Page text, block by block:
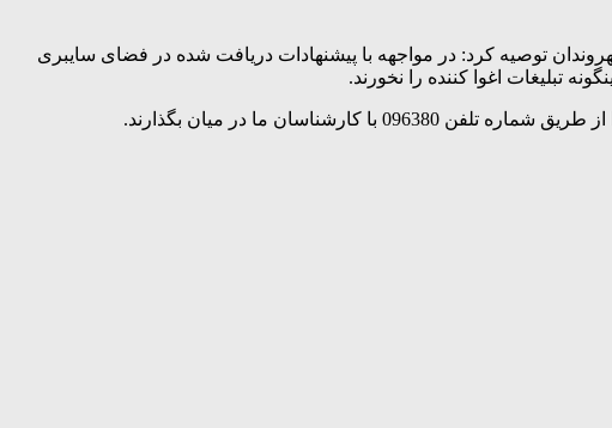
توصیه کرد: در مواجهه با پیشنهادات دریافت شده در فضای سایبری
تبلیغات اغوا کننده را نخورند.
ما در میان بگذارند.